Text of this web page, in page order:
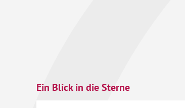
Ein Blick in die Sterne